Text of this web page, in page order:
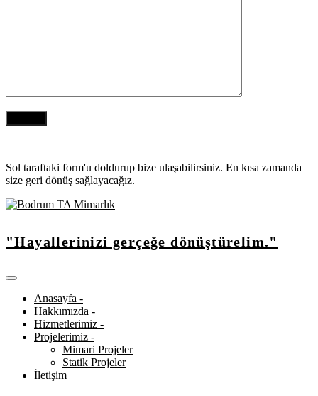
Sol taraftaki form'u doldurup bize ulaşabilirsiniz. En kısa zamanda
size geri dönüş sağlayacağız.
"Hayallerinizi gerçeğe dönüştürelim."
Anasayfa -
Hakkımızda -
Hizmetlerimiz -
Projelerimiz -
Mimari Projeler
Statik Projeler
İletişim